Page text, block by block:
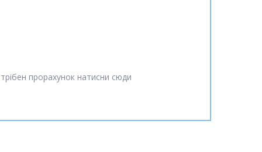
прорахунок натисни сюди